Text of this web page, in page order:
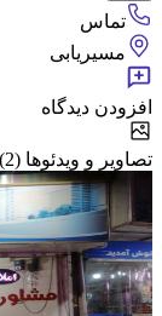
تماس
مسیریابی
افزودن دیدگاه
تصاویر و ویدئوها (2)